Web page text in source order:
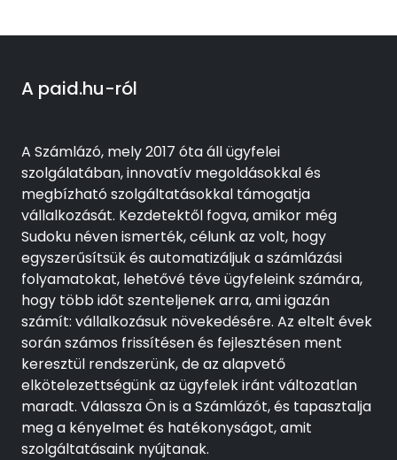
A paid.hu-ról
A Számlázó, mely 2017 óta áll ügyfelei
szolgálatában, innovatív megoldásokkal és
megbízható szolgáltatásokkal támogatja
vállalkozását. Kezdetektől fogva, amikor még
Sudoku néven ismerték, célunk az volt, hogy
egyszerűsítsük és automatizáljuk a számlázási
folyamatokat, lehetővé téve ügyfeleink számára,
hogy több időt szenteljenek arra, ami igazán
számít: vállalkozásuk növekedésére. Az eltelt évek
során számos frissítésen és fejlesztésen ment
keresztül rendszerünk, de az alapvető
elkötelezettségünk az ügyfelek iránt változatlan
maradt. Válassza Ön is a Számlázót, és tapasztalja
meg a kényelmet és hatékonyságot, amit
szolgáltatásaink nyújtanak.